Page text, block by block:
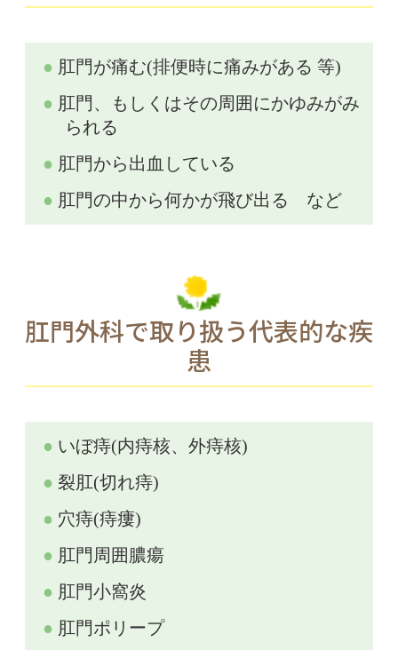
肛門が痛む(排便時に痛みがある 等)
肛門、もしくはその周囲にかゆみがみ
られる
肛門から出血している
肛門の中から何かが飛び出る など
肛門外科で取り扱う代表的な疾
患
いぼ痔(内痔核、外痔核)
裂肛(切れ痔)
穴痔(痔瘻)
肛門周囲膿瘍
肛門小窩炎
肛門ポリープ